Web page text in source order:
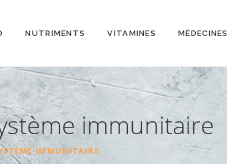
NUTRIMENTS VITAMINES MÉDECINES
immunitaire
IMMUNITAIRE